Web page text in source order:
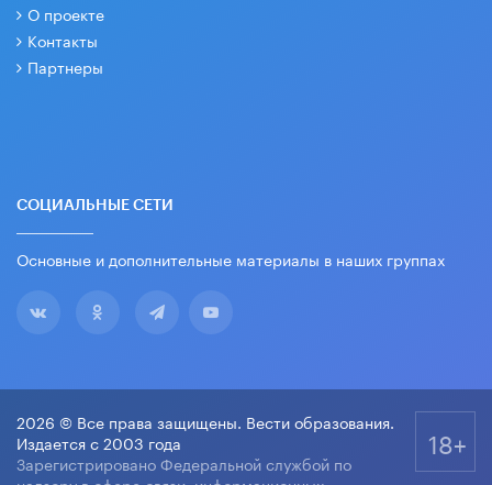
О проекте
Контакты
Партнеры
СОЦИАЛЬНЫЕ СЕТИ
Основные и дополнительные материалы в наших группах
2026 © Все права защищены. Вести образования.
Издается с 2003 года
Зарегистрировано Федеральной службой по
18+